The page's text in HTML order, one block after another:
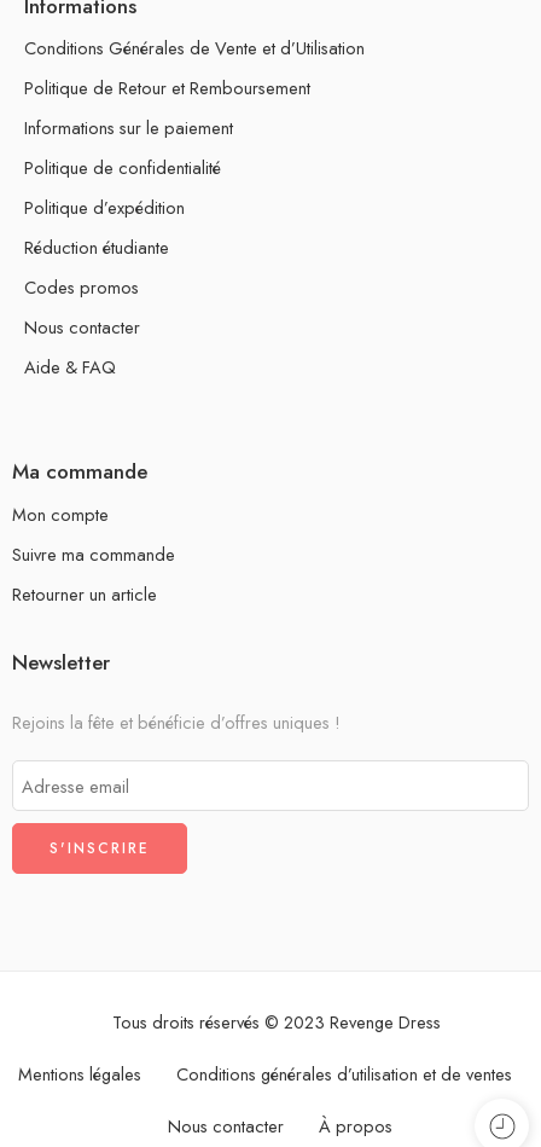
Conditions Générales de Vente et d’Utilisation
Politique de Retour et Remboursement
Informations sur le paiement
Politique de confidentialité
Politique d’expédition
Réduction étudiante
Codes promos
Nous contacter
Aide & FAQ
Ma commande
Mon compte
Suivre ma commande
Retourner un article
Newsletter
Rejoins la fête et bénéficie d’offres uniques !
Tous droits réservés © 2023 Revenge Dress
Mentions légales Conditions générales d’utilisation et de ventes
Nous contacter À propos